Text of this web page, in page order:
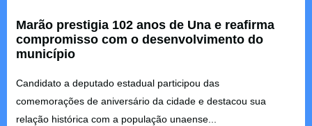
Marão prestigia 102 anos de Una e reafirma
compromisso com o desenvolvimento do
município
Candidato a deputado estadual participou das
comemorações de aniversário da cidade e destacou sua
relação histórica com a população unaense...